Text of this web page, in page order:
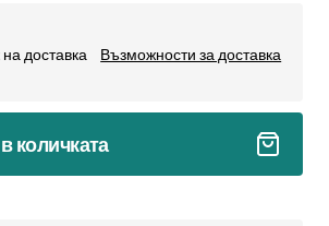
доставка
Възможности за доставка
количката